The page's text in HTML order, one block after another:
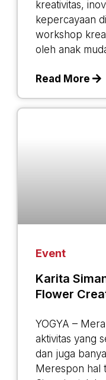
kreativitas,
kepercayaan
workshop
oleh anak
Read More
Event
Karita
Flower
YOGYA –
aktivitas yang
dan juga
Merespon hal